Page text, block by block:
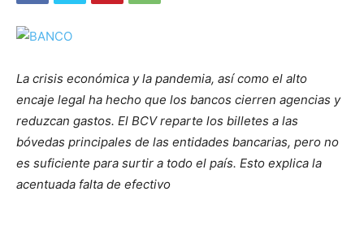
La crisis económica y la pandemia, así como el alto
encaje legal ha hecho que los bancos cierren agencias y
reduzcan gastos. El BCV reparte los billetes a las
bóvedas principales de las entidades bancarias, pero no
es suficiente para surtir a todo el país. Esto explica la
acentuada falta de efectivo